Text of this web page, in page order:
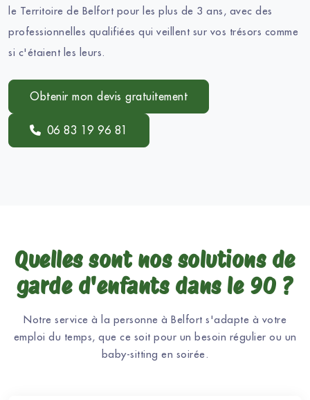
le Territoire de Belfort pour les plus de 3 ans, avec des
professionnelles qualifiées qui veillent sur vos trésors comme
si c'étaient les leurs.
Obtenir mon devis gratuitement
06 83 19 96 81
Quelles sont nos solutions de
garde d'enfants dans le 90 ?
Notre service à la personne à Belfort s'adapte à votre
emploi du temps, que ce soit pour un besoin régulier ou un
baby-sitting en soirée.